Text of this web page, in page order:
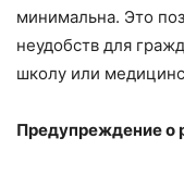
минимальна. Это
неудобств для
школу или
Предупреждение о